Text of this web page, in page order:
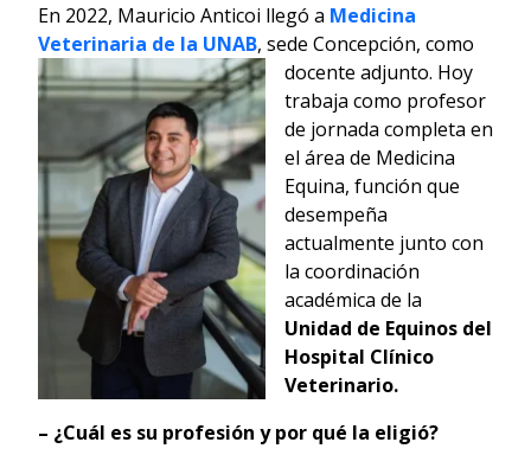
En 2022, Mauricio Anticoi llegó a Medicina
Veterinaria de la UNAB, sede Concepción, como
docente adjunto. Hoy
trabaja como profesor
de jornada completa en
el área de Medicina
Equina, función que
desempeña
actualmente junto con
la coordinación
académica de la
Unidad de Equinos del
Hospital Clínico
Veterinario.
– ¿Cuál es su profesión y por qué la eligió?